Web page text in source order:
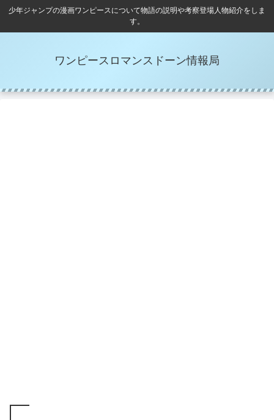
少年ジャンプの漫画ワンピースについて物語の説明や考察登場人物紹介をしま
す。
ワンピースロマンスドーン情報局